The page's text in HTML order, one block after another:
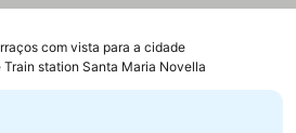
com vista para a cidade
Train station Santa Maria Novella